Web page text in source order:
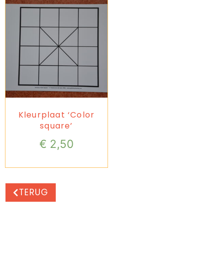
Kleurplaat ‘Color
square’
€ 2,50
TERUG